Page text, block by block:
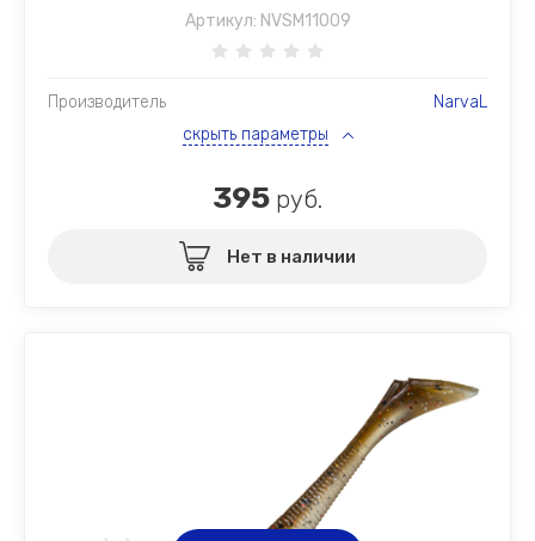
Артикул: NVSM11009
Производитель
NarvaL
скрыть параметры
395 руб.
Нет в наличии